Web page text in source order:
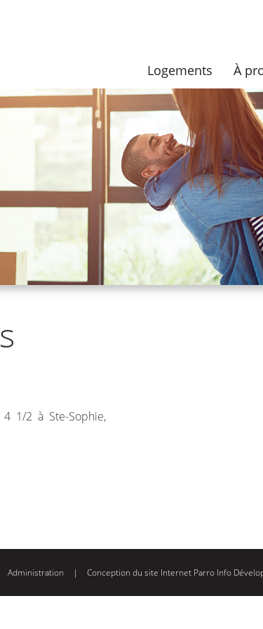
Logements À
1/2 à Ste-Sophie,
Administration | Conception du site Internet Parro Info